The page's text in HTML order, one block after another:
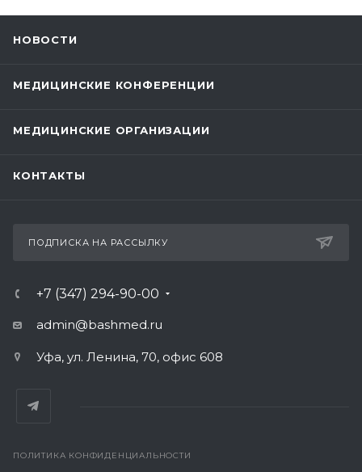
НОВОСТИ
МЕДИЦИНСКИЕ КОНФЕРЕНЦИИ
МЕДИЦИНСКИЕ ОРГАНИЗАЦИИ
КОНТАКТЫ
ПОДПИСКА НА РАССЫЛКУ
+7 (347) 294-90-00
admin@bashmed.ru
Уфа, ул. Ленина, 70, офис 608
ПОЛИТИКА КОНФИДЕНЦИАЛЬНОСТИ